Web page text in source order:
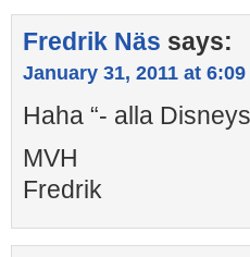
Fredrik Näs says:
January 31, 2011 at 6:09
Haha “- alla
MVH
Fredrik